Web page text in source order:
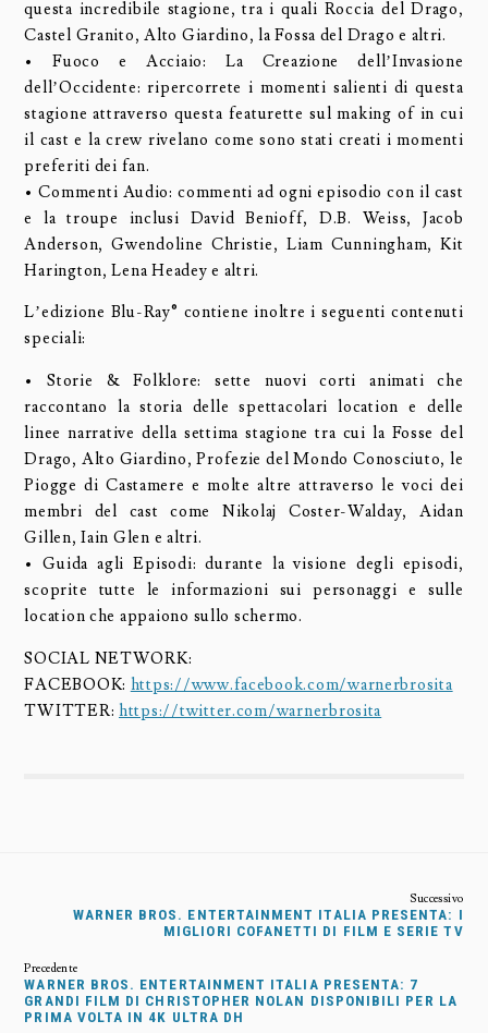
questa incredibile stagione, tra i quali Roccia del Drago,
Castel Granito, Alto Giardino, la Fossa del Drago e altri.
• Fuoco e Acciaio: La Creazione dell’Invasione
dell’Occidente: ripercorrete i momenti salienti di questa
stagione attraverso questa featurette sul making of in cui
il cast e la crew rivelano come sono stati creati i momenti
preferiti dei fan.
• Commenti Audio: commenti ad ogni episodio con il cast
e la troupe inclusi David Benioff, D.B. Weiss, Jacob
Anderson, Gwendoline Christie, Liam Cunningham, Kit
Harington, Lena Headey e altri.
L’edizione Blu-Ray® contiene inoltre i seguenti contenuti
speciali:
• Storie & Folklore: sette nuovi corti animati che
raccontano la storia delle spettacolari location e delle
linee narrative della settima stagione tra cui la Fosse del
Drago, Alto Giardino, Profezie del Mondo Conosciuto, le
Piogge di Castamere e molte altre attraverso le voci dei
membri del cast come Nikolaj Coster-Walday, Aidan
Gillen, Iain Glen e altri.
• Guida agli Episodi: durante la visione degli episodi,
scoprite tutte le informazioni sui personaggi e sulle
location che appaiono sullo schermo.
SOCIAL NETWORK:
FACEBOOK: https://www.facebook.com/warnerbrosita
TWITTER:https://twitter.com/warnerbrosita
WARNER BROS. ENTERTAINMENT ITALIA PRESENTA: I
MIGLIORI COFANETTI DI FILM E SERIE TV
WARNER BROS. ENTERTAINMENT ITALIA PRESENTA: 7
GRANDI FILM DI CHRISTOPHER NOLAN DISPONIBILI PER LA
PRIMA VOLTA IN 4K ULTRA DH